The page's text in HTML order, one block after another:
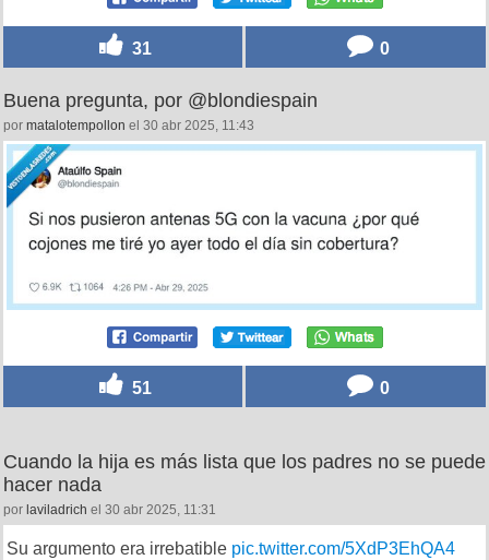
31 0
Buena pregunta, por @blondiespain
por matalotempollon el 30 abr 2025, 11:43
51 0
Cuando la hija es más lista que los padres no se puede
hacer nada
por laviladrich el 30 abr 2025, 11:31
Su argumento era irrebatible pic.twitter.com/5XdP3EhQA4